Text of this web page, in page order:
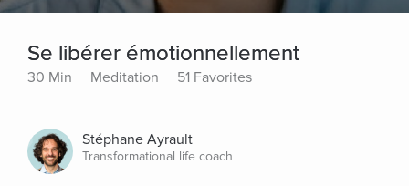
Se libérer émotionnellement
30 Min Meditation 51 Favorites
Stéphane Ayrault
Transformational life coach